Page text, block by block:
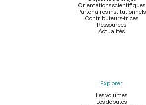
Orientations scientifiques
Partenaires institutionnels
Contributeurs-trices
Ressources
Actualités
Explorer
Les volumes
Les députés